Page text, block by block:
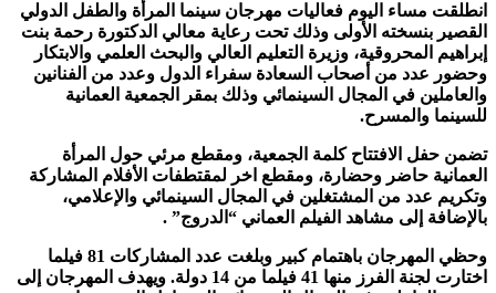
انطلقت مساء اليوم فعاليات مهرجان سينما المرأة والطفل الدولي
القصير بنسخته الأولى وذلك تحت رعاية معالي الدكتورة رحمة بنت
إبراهيم المحروقية، وزيرة التعليم العالي والبحث العلمي والابتكار
وحضور عدد من أصحاب السعادة سفراء الدول وعدد من الفنانين
والعاملين في المجال السينمائي وذلك بمقر الجمعية العمانية
للسينما والمسرح.
تضمن حفل الافتتاح كلمة الجمعية، ومقطع مرئي حول المرأة
العمانية حاضر وحضارة، ومقطع اخر لمقتطفات الأفلام المشاركة
وتكريم عدد من المشتغلين في المجال السينمائي والإعلامي،
بالإضافة إلى مشاهد الفيلم العماني “الدروج” .
وحظي المهرجان باهتمام كبير وبلغت عدد المشاركات 81 فيلما
اختارت لجنة الفرز منها 41 فيلما من 14 دولة. ويهدف المهرجان إلى